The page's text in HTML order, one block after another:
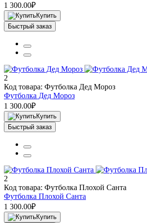
1 300.00₽
Купить
Быстрый заказ
2
Код товара: Футболка Дед Мороз
Футболка Дед Мороз
1 300.00₽
Купить
Быстрый заказ
2
Код товара: Футболка Плохой Санта
Футболка Плохой Санта
1 300.00₽
Купить